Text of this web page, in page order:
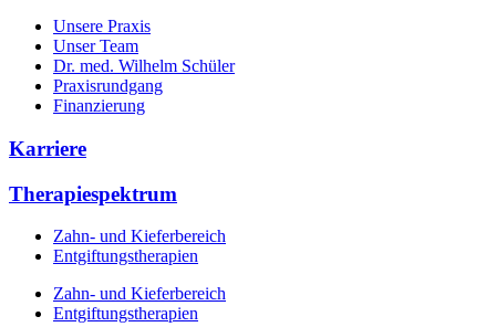
Unsere Praxis
Unser Team
Dr. med. Wilhelm Schüler
Praxisrundgang
Finanzierung
Karriere
Therapiespektrum
Zahn- und Kieferbereich
Entgiftungstherapien
Zahn- und Kieferbereich
Entgiftungstherapien